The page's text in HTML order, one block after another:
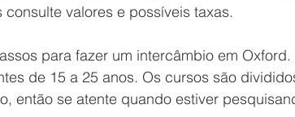
valores e possíveis taxas.
para fazer um intercâmbio em
de 15 a 25 anos. Os cursos são
então se atente quando estiver